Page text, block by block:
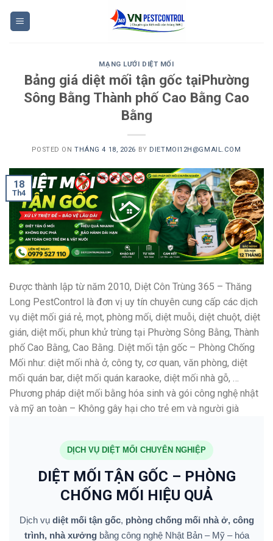
MẠNG LƯỚI DIỆT MỐI
Bảng giá diệt mối tận gốc tạiPhường
Sông Bằng Thành phố Cao Bằng Cao
Bằng
POSTED ONTHÁNG 4 18, 2026 BY DIETMOI12H@GMAIL.COM
18
Th4
Được thành lập từ năm 2010, Diệt Côn Trùng 365 – Thăng
Long PestControl là đơn vị uy tín chuyên cung cấp các dịch
vụ diệt mối giá rẻ, mọt, phòng mối, diệt muỗi, diệt chuột, diệt
gián, diệt mối, phun khử trùng tại Phường Sông Bằng, Thành
phố Cao Bằng, Cao Bằng. Diệt mối tận gốc – Phòng Chống
Mối như: diệt mối nhà ở, công ty, cơ quan, văn phòng, diệt
mối quán bar, diệt mối quán karaoke, diệt mối nhà gỗ, …
Phương pháp diệt mối bằng hóa sinh và gói công nghệ nhật
và mỹ an toàn – Không gây hại cho trẻ em và người già
DỊCH VỤ DIỆT MỐI CHUYÊN NGHIỆP
DIỆT MỐI TẬN GỐC – PHÒNG
CHỐNG MỐI HIỆU QUẢ
Dịch vụ diệt mối tận gốc, phòng chống mối nhà ở, công
trình, nhà xưởngbằng công nghệ Nhật Bản – Mỹ – hóa